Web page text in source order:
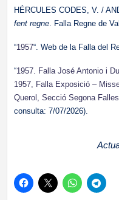
HÉRCULES CODES, V. /
fent regne . Falla Regne de
“1957“. Web de la Falla del
“1957. Falla José Antonio i
1957, Falla Exposició –
Querol, Secció Segona
consulta: 7/07/2026).